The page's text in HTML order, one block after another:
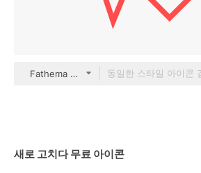
Fathema Khanom color outline
새로 고치다 무료 아이콘